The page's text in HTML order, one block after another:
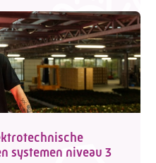
systemen niveau 3